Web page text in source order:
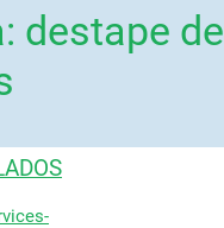
destape de